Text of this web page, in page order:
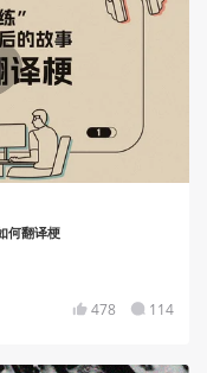
何翻译梗
478 114